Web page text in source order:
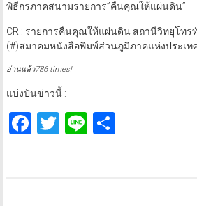
พิธีกรภาคสนามรายการ”คืนคุณให้แผ่นดิน”
CR : รายการคืนคุณให้แผ่นดิน สถานีวิทยุโทร
(#)สมาคมหนังสือพิมพ์ส่วนภูมิภาคแห่งประเท
อ่านแล้ว786 times!
แบ่งปันข่าวนี้ :
Facebook
Twitter
LineShare